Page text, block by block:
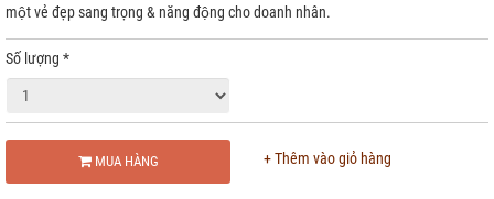
một vẻ đẹp sang trọng & năng động cho doanh nhân.
Số lượng *
MUA HÀNG + Thêm vào giỏ hàng